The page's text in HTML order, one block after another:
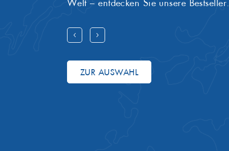
Welt – entdecken Sie unsere Bestseller.
ZUR AUSWAHL